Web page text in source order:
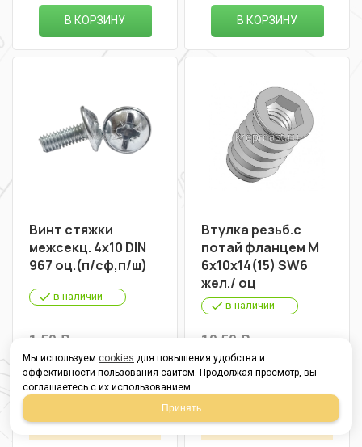
В КОРЗИНУ В КОРЗИНУ
Винт стяжки
межсекц. 4х10 DIN
967 оц.(п/сф,п/ш)
в наличии
1,50 Р
В упаковке 700
От 1 шт 1,50Р
От 700 шт 1,10Р
Втулка резьб.с
потай фланцем М
6х10х14(15) SW6
жел./ оц
в наличии
10,50 Р
В упаковке 250
От 1 шт 10,50Р
От 250 шт 7,40Р
Мы используем cookies для повышения удобства и
эффективности пользования сайтом. Продолжая просмотр, вы
соглашаетесь с их использованием.
Принять